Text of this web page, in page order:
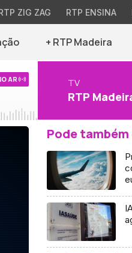
ZIG ZAG RTP ENSINA
+ RTP Madeira
AR TV
RTP
Pode